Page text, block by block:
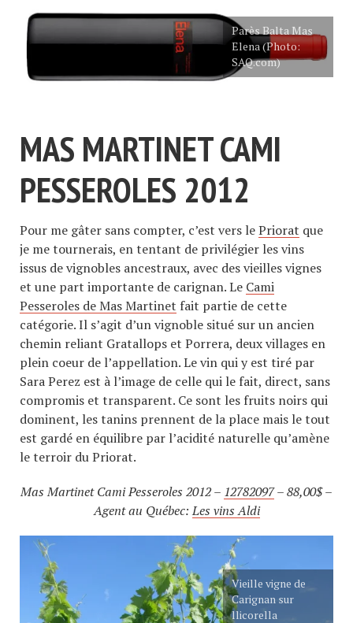
Parès Balta Mas
Elena (Photo:
SAQ.com)
MAS MARTINET CAMI
PESSEROLES 2012
Pour me gâter sans compter, c’est vers lePriorat que
je me tournerais, en tentant de privilégier les vins
issus de vignobles ancestraux, avec des vieilles vignes
et une part importante de carignan. Le Cami
Pesseroles de Mas Martinet fait partie de cette
catégorie. Il s’agit d’un vignoble situé sur un ancien
chemin reliant Gratallops et Porrera, deux villages en
plein coeur de l’appellation. Le vin qui y est tiré par
Sara Perez est à l’image de celle qui le fait, direct, sans
compromis et transparent. Ce sont les fruits noirs qui
dominent, les tanins prennent de la place mais le tout
est gardé en équilibre par l’acidité naturelle qu’amène
le terroir du Priorat.
Mas Martinet Cami Pesseroles 2012 – 12782097– 88,00$ –
Agent au Québec:Les vins Aldi
Vieille vigne de
Carignan sur
llicorella